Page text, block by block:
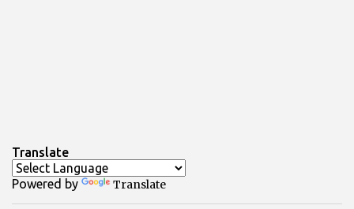
Translate
Powered by Translate